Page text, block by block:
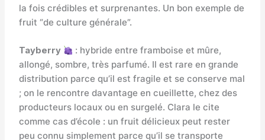
la fois crédibles et surprenantes. Un bon exemple de
fruit “de culture générale”.
Tayberry
: hybride entre framboise et mûre,
allongé, sombre, très parfumé. Il est rare en grande
distribution parce qu’il est fragile et se conserve mal
; on le rencontre davantage en cueillette, chez des
producteurs locaux ou en surgelé. Clara le cite
comme cas d’école : un fruit délicieux peut rester
peu connu simplement parce qu’il se transporte